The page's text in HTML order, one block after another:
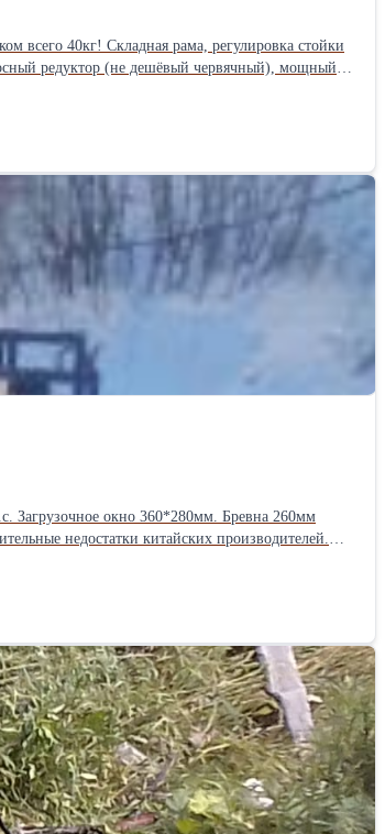
всего 40кг! Складная рама, регулировка стойки
редуктор (не дешёвый червячный), мощный
В комплекте паспорт,
в упаковке - 69х64х58см
недостатки китайских производителей.
на ротор. (На дробилке стоят родные,
только острыми ножами. Ножи
ножей.